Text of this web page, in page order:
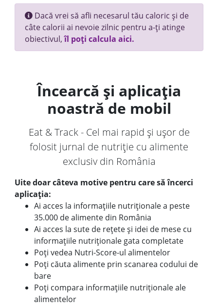
Dacă vrei să afli necesarul tău caloric și de
câte calorii ai nevoie zilnic pentru a-ți atinge
obiectivul,îl poți calcula aici.
Încearcă și aplicația
noastră de mobil
Eat & Track - Cel mai rapid și ușor de
folosit jurnal de nutriție cu alimente
exclusiv din România
Uite doar câteva motive pentru care să încerci
aplicația:
Ai acces la informațiile nutriționale a peste
35.000 de alimente din România
Ai acces la sute de rețete și idei de mese cu
informațiile nutriționale gata completate
Poți vedea Nutri-Score-ul alimentelor
Poți căuta alimente prin scanarea codului de
bare
Poți compara informațiile nutriționale ale
alimentelor